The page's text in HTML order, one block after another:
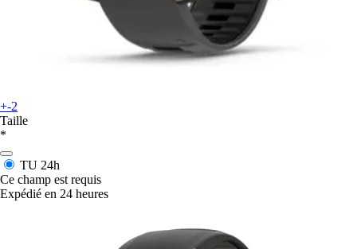
+-2
Taille
*
TU 24h
Ce champ est requis
Expédié en 24 heures